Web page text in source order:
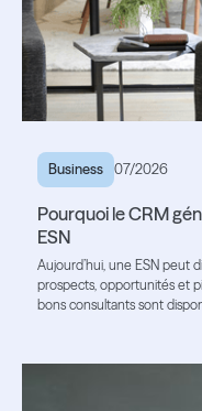
Business 07/2026
Pourquoi le CRM
ESN
Aujourd’hui, une ESN peut
prospects, opportunités et
bons consultants sont